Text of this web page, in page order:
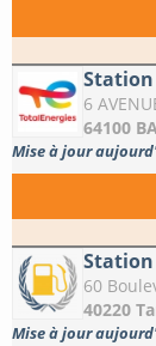
Station
6
64100
Mise à jour
Station
60
40220
Mise à jour